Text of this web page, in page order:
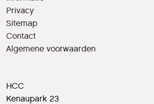
Privacy
Sitemap
Contact
Algemene voorwaarden
HCC
Kenaupark 23